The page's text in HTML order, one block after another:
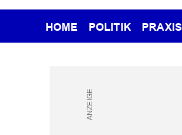
HOME POLITIK PRAXIS